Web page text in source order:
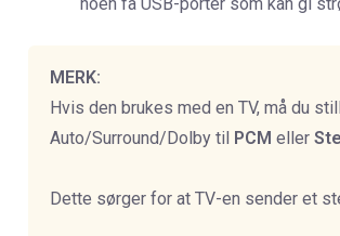
MERK:
Hvis den brukes med en TV, må du
Auto/Surround/Dolby til PCM eller
Dette sørger for at TV-en sender et